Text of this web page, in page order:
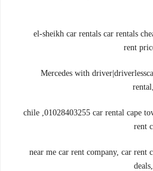
el-sheikh car rentals car rentals
rent
Mercedes with
chile ,01028403255 car rental cape
rent
near me car rent company, car rent